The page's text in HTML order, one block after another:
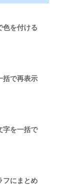
色を付ける
括で再表示
字を一括で
フにまとめ